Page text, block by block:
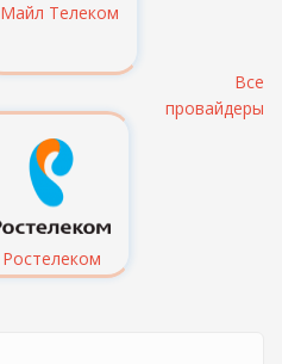
Майл Телеком
Ростелеком
Все
провайдеры